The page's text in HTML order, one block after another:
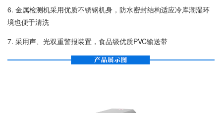
6. 金属检测机采用优质不锈钢机身，防水密封结构适应冷库潮湿环
境也便于清洗
7. 采用声、光双重警报装置，食品级优质PVC输送带